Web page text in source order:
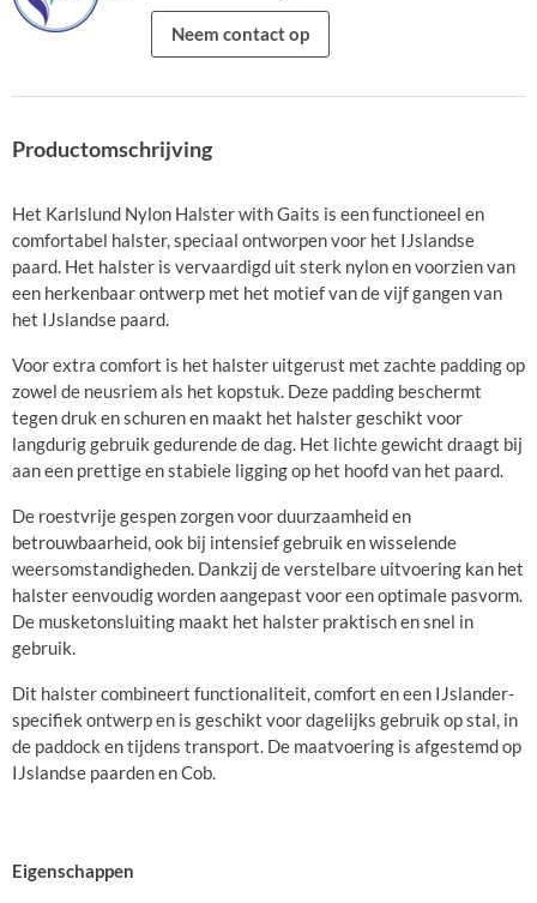
Neem contact op
Productomschrijving
Het Karlslund Nylon Halster with Gaits is een functioneel en
comfortabel halster, speciaal ontworpen voor het IJslandse
paard. Het halster is vervaardigd uit sterk nylon en voorzien van
een herkenbaar ontwerp met het motief van de vijf gangen van
het IJslandse paard.
Voor extra comfort is het halster uitgerust met zachte padding op
zowel de neusriem als het kopstuk. Deze padding beschermt
tegen druk en schuren en maakt het halster geschikt voor
langdurig gebruik gedurende de dag. Het lichte gewicht draagt bij
aan een prettige en stabiele ligging op het hoofd van het paard.
De roestvrije gespen zorgen voor duurzaamheid en
betrouwbaarheid, ook bij intensief gebruik en wisselende
weersomstandigheden. Dankzij de verstelbare uitvoering kan het
halster eenvoudig worden aangepast voor een optimale pasvorm.
De musketonsluiting maakt het halster praktisch en snel in
gebruik.
Dit halster combineert functionaliteit, comfort en een IJslander-
specifiek ontwerp en is geschikt voor dagelijks gebruik op stal, in
de paddock en tijdens transport. De maatvoering is afgestemd op
IJslandse paarden en Cob.
Eigenschappen